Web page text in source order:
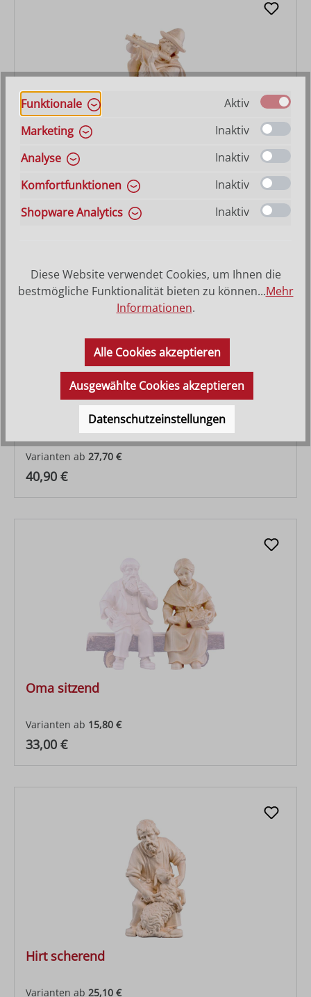
Hirt kniend
Varianten ab25,10 €
Regulärer Preis:
37,00 €
Hirt mit Doppelschaf
Varianten ab 27,70 €
Regulärer Preis:
40,90 €
Oma sitzend
Varianten ab 15,80 €
Regulärer Preis:
33,00 €
Hirt scherend
Varianten ab 25,10 €
Funktionale
Aktiv
Marketing
Inaktiv
Analyse
Inaktiv
Komfortfunktionen
Inaktiv
Shopware Analytics
Inaktiv
Diese Website verwendet Cookies, um Ihnen die
bestmögliche Funktionalität bieten zu können...Mehr
Informationen.
Alle Cookies akzeptieren
Ausgewählte Cookies akzeptieren
Datenschutzeinstellungen